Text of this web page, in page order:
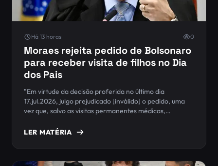
Há 13 horas 0
Moraes rejeita pedido de Bolsonaro
para receber visita de filhos no Dia
dos Pais
"Em virtude da decisão proferida no último dia
17.jul.2026, julgo prejudicado [inválido] o pedido, uma
vez que, salvo as visitas permanentes médicas,
estão suspensas pelo prazo de 30 dias", disse o ministro
LER MATÉRIA